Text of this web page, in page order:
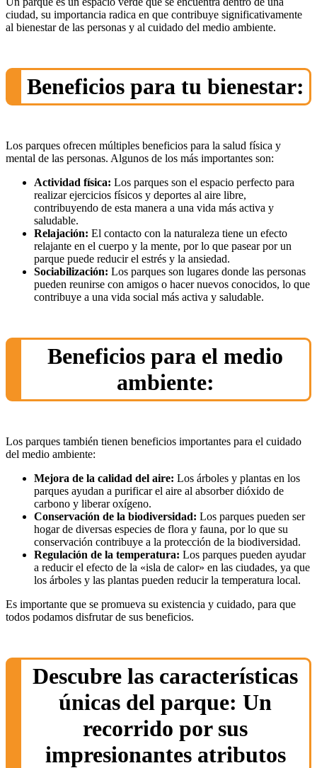
ciudad, su importancia radica en que contribuye significativamente
al bienestar de las personas y al cuidado del medio ambiente.
Beneficios para tu bienestar:
Los parques ofrecen múltiples beneficios para la salud física y
mental de las personas. Algunos de los más importantes son:
Actividad física: Los parques son el espacio perfecto para
realizar ejercicios físicos y deportes al aire libre,
contribuyendo de esta manera a una vida más activa y
saludable.
Relajación: El contacto con la naturaleza tiene un efecto
relajante en el cuerpo y la mente, por lo que pasear por un
parque puede reducir el estrés y la ansiedad.
Sociabilización: Los parques son lugares donde las personas
pueden reunirse con amigos o hacer nuevos conocidos, lo que
contribuye a una vida social más activa y saludable.
Beneficios para el medio
ambiente:
Los parques también tienen beneficios importantes para el cuidado
del medio ambiente:
Mejora de la calidad del aire: Los árboles y plantas en los
parques ayudan a purificar el aire al absorber dióxido de
carbono y liberar oxígeno.
Conservación de la biodiversidad: Los parques pueden ser
hogar de diversas especies de flora y fauna, por lo que su
conservación contribuye a la protección de la biodiversidad.
Regulación de la temperatura: Los parques pueden ayudar
a reducir el efecto de la «isla de calor» en las ciudades, ya que
los árboles y las plantas pueden reducir la temperatura local.
Es importante que se promueva su existencia y cuidado, para que
todos podamos disfrutar de sus beneficios.
Descubre las características
únicas del parque: Un
recorrido por sus
impresionantes atributos